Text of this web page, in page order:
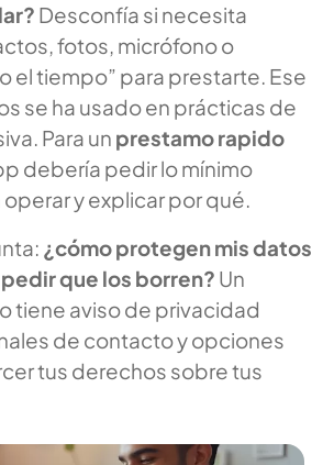
Desconfía si necesita
fotos, micrófono o
el tiempo” para prestarte. Ese
se ha usado en prácticas de
Para un prestamo rapido
debería pedir lo mínimo
y explicar por qué.
¿cómo protegen mis datos
que los borren? Un
tiene aviso de privacidad
de contacto y opciones
tus derechos sobre tus